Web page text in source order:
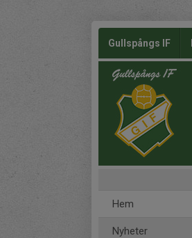
Gullspångs IF
Hem
Nyheter